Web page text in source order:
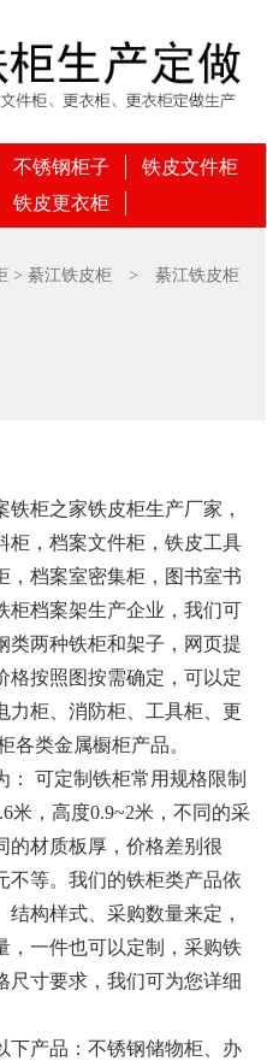
不锈钢柜子
铁皮文件柜
铁皮更衣柜
> 綦江铁皮柜 > 綦江铁皮柜
柜之家铁皮柜生产厂家，
柜，档案文件柜，铁皮工具
，档案室密集柜，图书室书
柜档案架生产企业，我们可
类两种铁柜和架子，网页提
格按照图按需确定，可以定
力柜、消防柜、工具柜、更
各类金属橱柜产品。
可定制铁柜常用规格限制
米，高度0.9~2米，不同的采
的材质板厚，价格差别很
不等。我们的铁柜类产品依
构样式、采购数量来定，
，一件也可以定制，采购铁
尺寸要求，我们可为您详细
产品：不锈钢储物柜、办